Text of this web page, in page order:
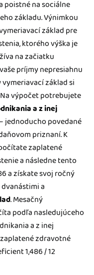
poistné na sociálne
základu. Výnimkou
základ pre
ktorého výška je
na začiatku
príjmy nepresiahnu
základ si
výpočet potrebujete
a z inej
– jednoducho povedané
priznaní. K
zaplatené
a následne tento
a získate svoj ročný
a
. Mesačný
podľa nasledujúceho
a z inej
zdravotné
1,486 / 12